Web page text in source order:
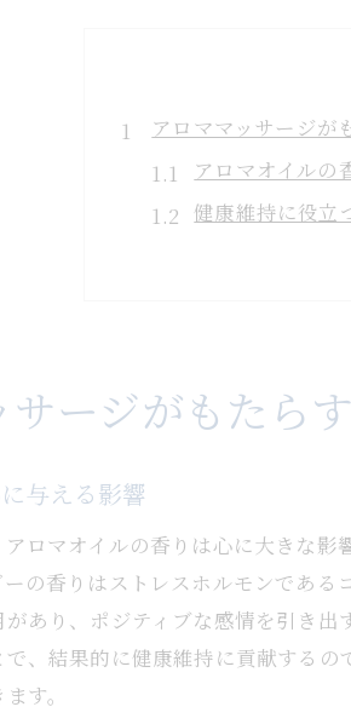
アロママッサージが
アロマオイルの
健康維持に役立
アロマとマッ
現代人のストレスを
リラクゼーショ
ストレスを軽減
心の緊張を和ら
アロママッサ
サージがもたら
与える影響
ロマオイルの香りは心に大きな
の香りはストレスホルモンであ
あり、ポジティブな感情を引き
、結果的に健康維持に貢献する
す。